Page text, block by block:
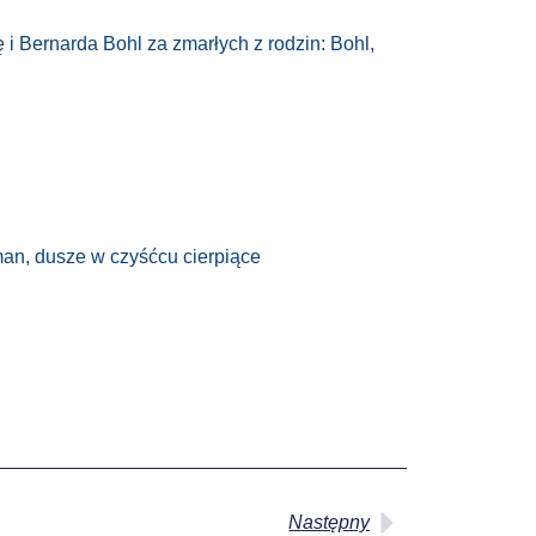
Bernarda Bohl za zmarłych z rodzin: Bohl,
dusze w czyśćcu cierpiące
Następny